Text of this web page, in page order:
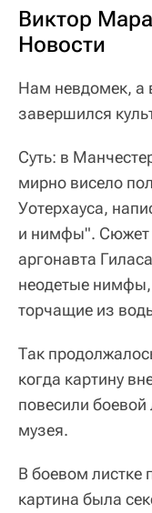
Виктор
Новости
Нам невдомек, а
завершился
Суть: в
мирно висело
Уотерхауса,
и нимфы". Сюжет
аргонавта
неодетые
торчащие из
Так
когда картину
повесили боевой
музея.
В боевом листке
картина была